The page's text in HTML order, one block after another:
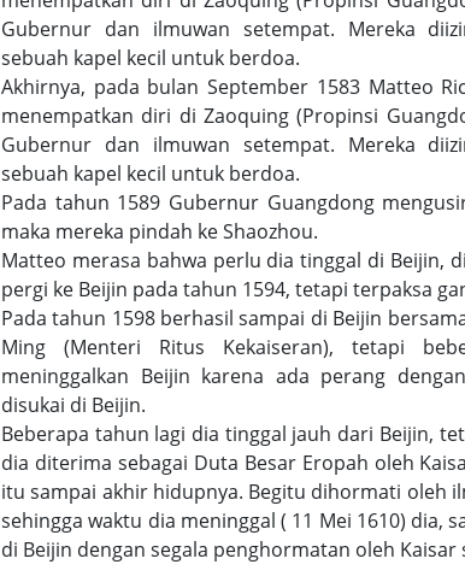
Gubernur dan ilmuwan setempat. Mereka
sebuah kapel kecil untuk berdoa.
Akhirnya, pada bulan September 1583 Matteo
menempatkan diri di Zaoquing (Propinsi
Gubernur dan ilmuwan setempat. Mereka
sebuah kapel kecil untuk berdoa.
Pada tahun 1589 Gubernur Guangdong
maka mereka pindah ke Shaozhou.
Matteo merasa bahwa perlu dia tinggal di Beijin,
pergi ke Beijin pada tahun 1594, tetapi terpaksa
Pada tahun 1598 berhasil sampai di Beijin
Ming (Menteri Ritus Kekaiseran), tetapi
meninggalkan Beijin karena ada perang
disukai di Beijin.
Beberapa tahun lagi dia tinggal jauh dari Beijin,
dia diterima sebagai Duta Besar Eropah oleh
itu sampai akhir hidupnya. Begitu dihormati oleh
sehingga waktu dia meninggal ( 11 Mei 1610) dia,
di Beijin dengan segala penghormatan oleh Kaisar